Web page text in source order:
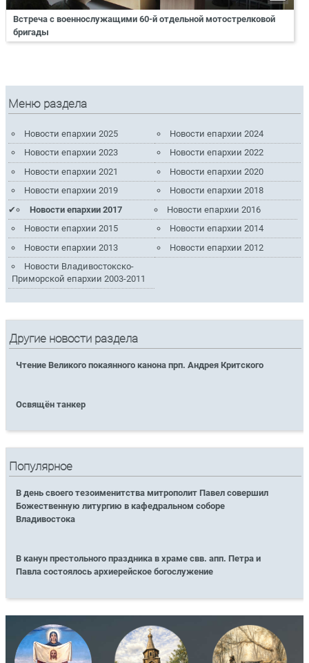
Встреча с военнослужащими 60-й отдельной мотострелковой
бригады
Меню раздела
Новости епархии 2025
Новости епархии 2024
Новости епархии 2023
Новости епархии 2022
Новости епархии 2021
Новости епархии 2020
Новости епархии 2019
Новости епархии 2018
Новости епархии 2017
Новости епархии 2016
Новости епархии 2015
Новости епархии 2014
Новости епархии 2013
Новости епархии 2012
Новости Владивостокско-
Приморской епархии 2003-2011
Другие новости раздела
Чтение Великого покаянного канона прп. Андрея Критского
Освящён танкер
Популярное
В день своего тезоименитства митрополит Павел совершил
Божественную литургию в кафедральном соборе
Владивостока
В канун престольного праздника в храме свв. апп. Петра и
Павла состоялось архиерейское богослужение